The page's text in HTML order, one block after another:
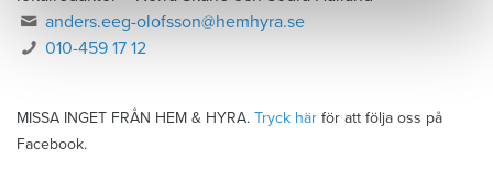
anders.eeg-olofsson@hemhyra.se
010-459 17 12
MISSA INGET FRÅN HEM & HYRA. Tryck här för att följa oss på
Facebook.